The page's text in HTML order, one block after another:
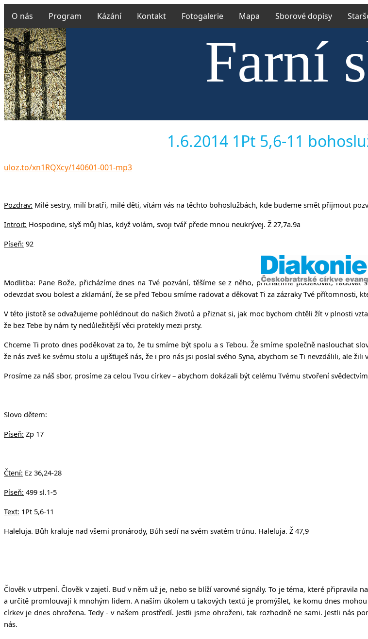
O nás Program Kázání Kontakt Fotogalerie Mapa Sborové dopisy
Farní
v Uhříněvsi a
1.6.2014 1Pt 5,6-11
uloz.to/xn1RQXcy/140601-001-mp3
Pozdrav: Milé sestry, milí bratři, milé děti, vítám vás na těchto bohoslužbách, kde budeme smět přijmout
Introit: Hospodine, slyš můj hlas, když volám, svoji tvář přede mnou neukrývej. Ž 27,7a.9a
Píseň: 92
Modlitba: Pane Bože, přicházíme dnes na Tvé pozvání, těšíme se z něho, přicházíme poděkovat,
odevzdat svou bolest a zklamání, že se před Tebou smíme radovat a děkovat Ti za zázraky Tvé přítomnosti,
V této jistotě se odvažujeme pohlédnout do našich životů a přiznat si, jak moc bychom chtěli žít v plnosti
že bez Tebe by nám ty nedůležitější věci protekly mezi prsty.
Chceme Ti proto dnes poděkovat za to, že tu smíme být spolu a s Tebou. Že smíme společně naslouchat
že nás zveš ke svému stolu a ujišťuješ nás, že i pro nás jsi poslal svého Syna, abychom se Ti nevzdálili, ale
Prosíme za náš sbor, prosíme za celou Tvou církev – abychom dokázali být celému Tvému stvoření
Slovo dětem:
Píseň: Zp 17
Čtení: Ez 36,24-28
Píseň: 499 sl.1-5
Text: 1Pt 5,6-11
Haleluja. Bůh kraluje nad všemi pronárody, Bůh sedí na svém svatém trůnu. Haleluja. Ž 47,9
Člověk v utrpení. Člověk v zajetí. Buď v něm už je, nebo se blíží varovné signály. To je téma, které
a určitě promlouvají k mnohým lidem. A naším úkolem u takových textů je promýšlet, ke komu dnes
církev je dnes ohrožena. Tedy - v našem prostředí. Jestli jsme ohroženi, tak rozhodně ne sami. Jestli nás
nás.